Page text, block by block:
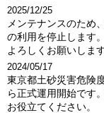
2025/12/25
メンテナンスのため
の利用を停止します
よろしくお願いします
2024/05/17
東京都土砂災害危険
ら正式運用開始です
お役立てください。